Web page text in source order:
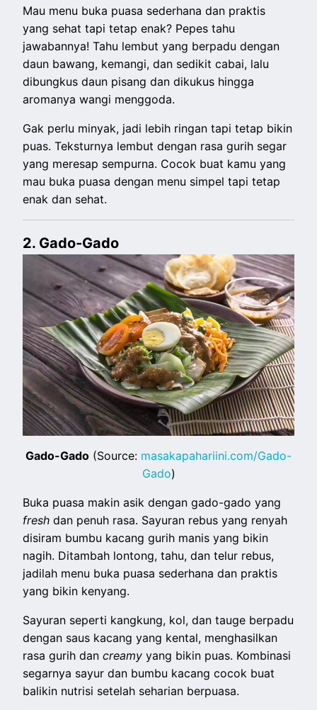
Mau menu buka puasa sederhana dan praktis
yang sehat tapi tetap enak? Pepes tahu
jawabannya! Tahu lembut yang berpadu dengan
daun bawang, kemangi, dan sedikit cabai, lalu
dibungkus daun pisang dan dikukus hingga
aromanya wangi menggoda.
Gak perlu minyak, jadi lebih ringan tapi tetap bikin
puas. Teksturnya lembut dengan rasa gurih segar
yang meresap sempurna. Cocok buat kamu yang
mau buka puasa dengan menu simpel tapi tetap
enak dan sehat.
2. Gado-Gado
Gado-Gado (Source: masakapahariini.com/Gado-
Gado)
Buka puasa makin asik dengan gado-gado yang
freshdan penuh rasa. Sayuran rebus yang renyah
disiram bumbu kacang gurih manis yang bikin
nagih. Ditambah lontong, tahu, dan telur rebus,
jadilah menu buka puasa sederhana dan praktis
yang bikin kenyang.
Sayuran seperti kangkung, kol, dan tauge berpadu
dengan saus kacang yang kental, menghasilkan
rasa gurih dancreamyyang bikin puas. Kombinasi
segarnya sayur dan bumbu kacang cocok buat
balikin nutrisi setelah seharian berpuasa.